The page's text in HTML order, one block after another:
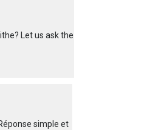
Let us ask the
simple et